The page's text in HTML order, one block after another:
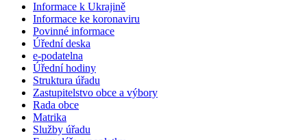
Informace k Ukrajině
Informace ke koronaviru
Povinné informace
Úřední deska
e-podatelna
Úřední hodiny
Struktura úřadu
Zastupitelstvo obce a výbory
Rada obce
Matrika
Služby úřadu